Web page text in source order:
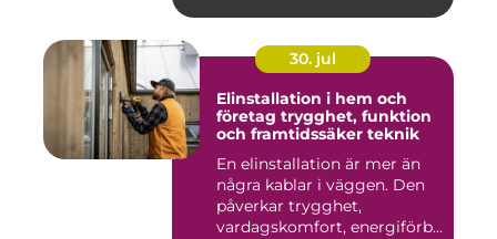
30. jul
Elinstallation i hem och
företag trygghet, funktion
och framtidssäker teknik
En elinstallation är mer än
några kablar i väggen. Den
påverkar trygghet,
vardagskomfort, energiförb...